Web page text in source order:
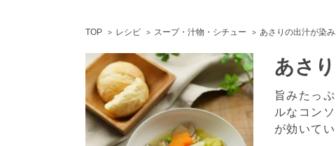
TOP レシピ スープ・汁物・シチュー あさりの出汁が染
あさ
旨みたっ
ルなコン
が効いて